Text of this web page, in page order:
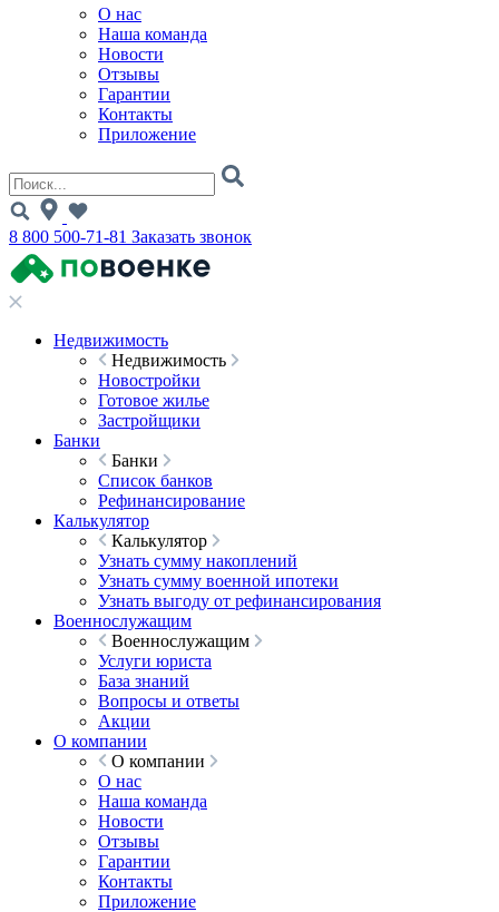
О нас
Наша команда
Новости
Отзывы
Гарантии
Контакты
Приложение
8 800 500-71-81 Заказать звонок
Недвижимость
Недвижимость
Новостройки
Готовое жилье
Застройщики
Банки
Банки
Список банков
Рефинансирование
Калькулятор
Калькулятор
Узнать сумму накоплений
Узнать сумму военной ипотеки
Узнать выгоду от рефинансирования
Военнослужащим
Военнослужащим
Услуги юриста
База знаний
Вопросы и ответы
Акции
О компании
О компании
О нас
Наша команда
Новости
Отзывы
Гарантии
Контакты
Приложение